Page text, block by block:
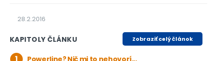
28.2.2016
KAPITOLY ČLÁNKU Zobraziť celý článok
1 Powerline? Nič mi to nehovorí...